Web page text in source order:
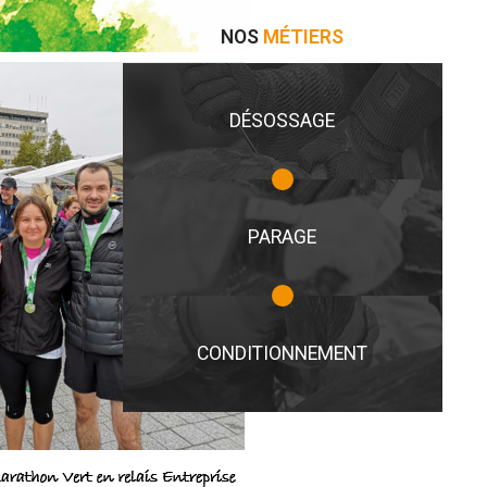
NOS MÉTIERS
DÉSOSSAGE
PARAGE
CONDITIONNEMENT